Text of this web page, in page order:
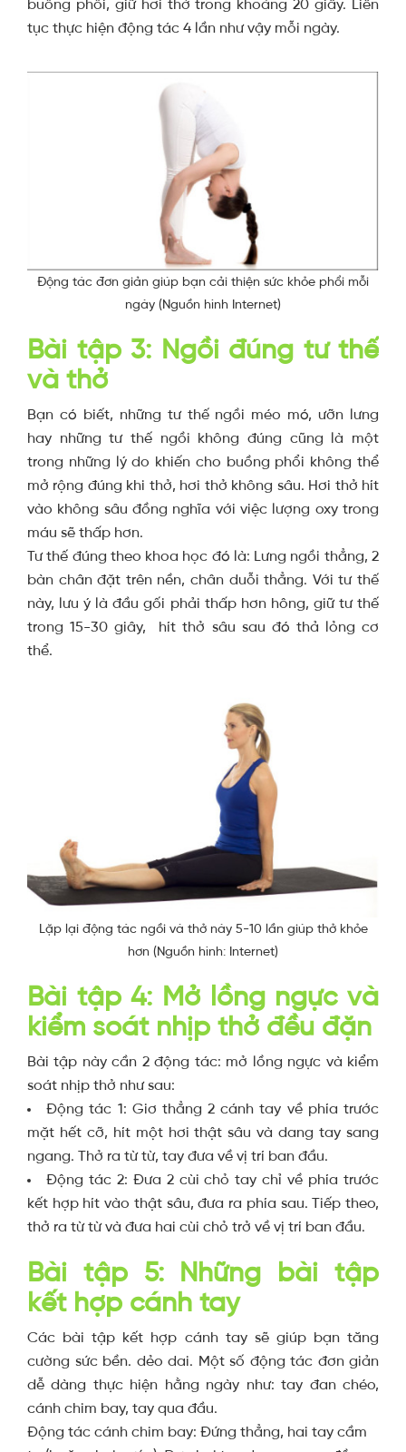
buồng phổi, giữ hơi thở trong khoảng 20 giây. Liên
tục thực hiện động tác 4 lần như vậy mỗi ngày.
Động tác đơn giản giúp bạn cải thiện sức khỏe phổi mỗi
ngày (Nguồn hình Internet)
Bài tập 3: Ngồi đúng tư thế
và thở
Bạn có biết, những tư thế ngồi méo mó, ưỡn lưng
hay những tư thế ngồi không đúng cũng là một
trong những lý do khiến cho buồng phổi không thể
mở rộng đúng khi thở, hơi thở không sâu. Hơi thở hít
vào không sâu đồng nghĩa với việc lượng oxy trong
máu sẽ thấp hơn.
Tư thế đúng theo khoa học đó là: Lưng ngồi thẳng, 2
bàn chân đặt trên nền, chân duỗi thẳng. Với tư thế
này, lưu ý là đầu gối phải thấp hơn hông, giữ tư thế
trong 15-30 giây, hít thở sâu sau đó thả lỏng cơ
thể.
Lặp lại động tác ngồi và thở này 5-10 lần giúp thở khỏe
hơn (Nguồn hình: Internet)
Bài tập 4: Mở lồng ngực và
kiểm soát nhịp thở đều đặn
Bài tập này cần 2 động tác: mở lồng ngực và kiểm
soát nhịp thở như sau:
Động tác 1: Giơ thẳng 2 cánh tay về phía trước
mặt hết cỡ, hít một hơi thật sâu và dang tay sang
ngang. Thở ra từ từ, tay đưa về vị trí ban đầu.
Động tác 2: Đưa 2 cùi chỏ tay chỉ về phía trước
kết hợp hít vào thật sâu, đưa ra phía sau. Tiếp theo,
thở ra từ từ và đưa hai cùi chỏ trở về vị trí ban đầu.
Bài tập 5: Những bài tập
kết hợp cánh tay
Các bài tập kết hợp cánh tay sẽ giúp bạn tăng
cường sức bền. dẻo dai. Một số động tác đơn giản
dễ dàng thực hiện hằng ngày như: tay đan chéo,
cánh chim bay, tay qua đầu.
Động tác cánh chim bay: Đứng thẳng, hai tay cầm